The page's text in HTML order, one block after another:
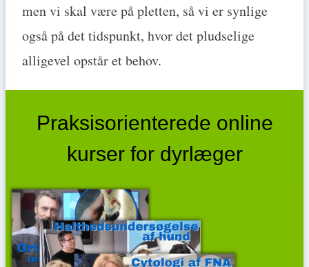
men vi skal være på pletten, så vi er synlige
også på det tidspunkt, hvor det pludselige
alligevel opstår et behov.
Praksisorienterede online
kurser for dyrlæger